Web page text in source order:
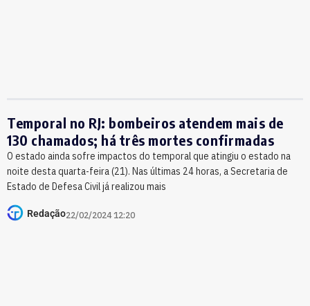
Temporal no RJ: bombeiros atendem mais de
130 chamados; há três mortes confirmadas
O estado ainda sofre impactos do temporal que atingiu o estado na
noite desta quarta-feira (21). Nas últimas 24 horas, a Secretaria de
Estado de Defesa Civil já realizou mais
Redação22/02/2024 12:20